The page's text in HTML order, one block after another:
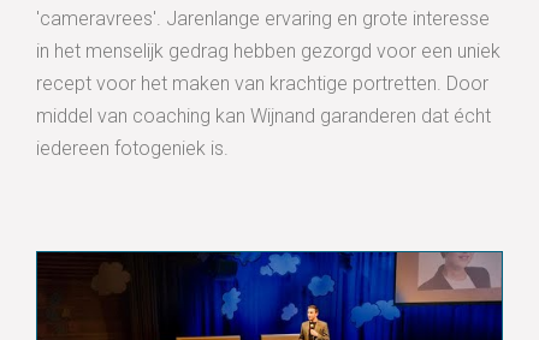
'cameravrees'. Jarenlange ervaring en grote interesse
in het menselijk gedrag hebben gezorgd voor een uniek
recept voor het maken van krachtige portretten. Door
middel van coaching kan Wijnand garanderen dat écht
iedereen fotogeniek is.